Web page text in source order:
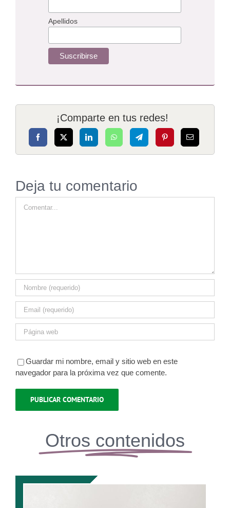
Apellidos
¡Comparte en tus redes!
Deja tu comentario
Guardar mi nombre, email y sitio web en este
navegador para la próxima vez que comente.
Otros contenidos